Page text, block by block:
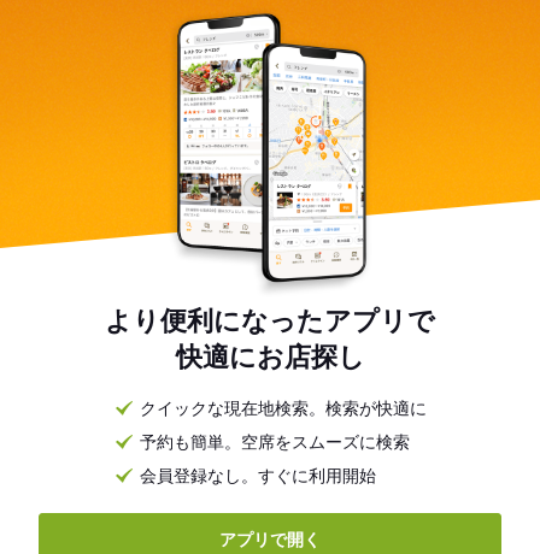
より便利になったアプリで
快適にお店探し
クイックな現在地検索。検索が快適に
予約も簡単。空席をスムーズに検索
会員登録なし。すぐに利用開始
アプリで開く